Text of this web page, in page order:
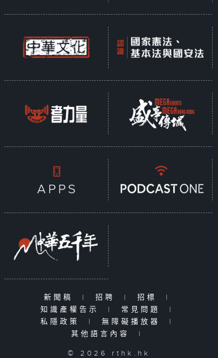
新聞稿 | 招聘 | 招標
|
知識產權告示
| 常見問題
|
私隱政策
| 無障礙播放器
|
其他語言內容
|
© 2026 rthk.hk